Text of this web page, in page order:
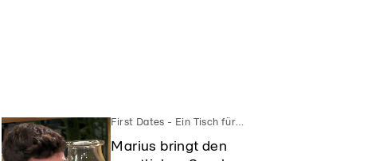
First Dates - Ein Tisch für Zwei
Marius bringt den